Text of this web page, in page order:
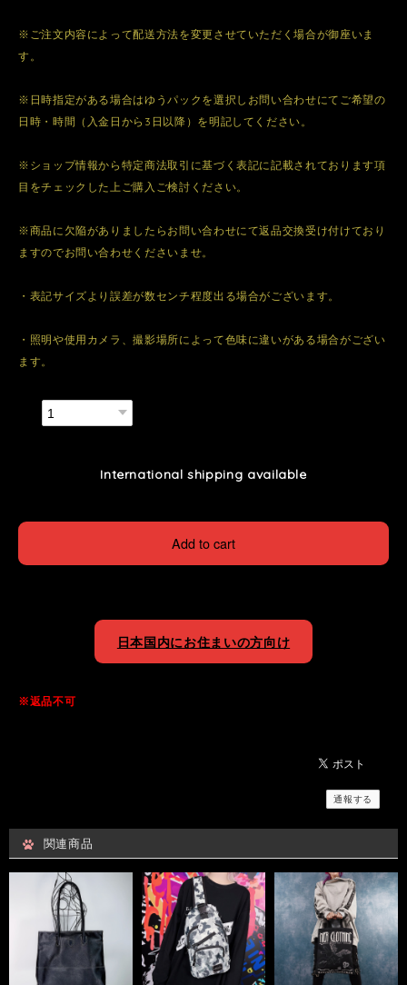
※ご注文内容によって配送方法を変更させていただく場合が御座いま
す。
※日時指定がある場合はゆうパックを選択しお問い合わせにてご希望の
日時・時間（入金日から3日以降）を明記してください。
※ショップ情報から特定商法取引に基づく表記に記載されております項
目をチェックした上ご購入ご検討ください。
※商品に欠陥がありましたらお問い合わせにて返品交換受け付けており
ますのでお問い合わせくださいませ。
・表記サイズより誤差が数センチ程度出る場合がございます。
・照明や使用カメラ、撮影場所によって色味に違いがある場合がござい
ます。
International shipping available
Add to cart
日本国内にお住まいの方向け
※返品不可
通報する
関連商品